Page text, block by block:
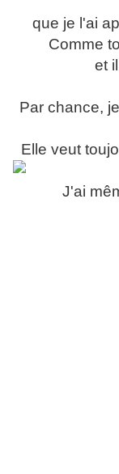
que je l'ai
Comme
et
Par chance,
Elle veut
J'ai